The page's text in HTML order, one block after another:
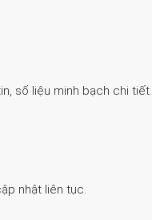
số liệu minh bạch chi tiết.
nhật liên tục.